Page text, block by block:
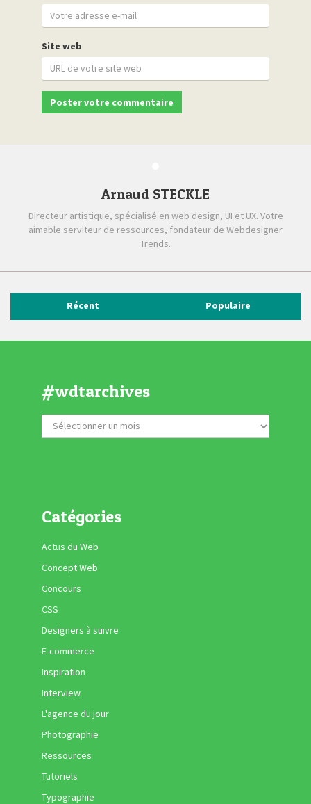
Site web
Arnaud STECKLE
Directeur artistique, spécialisé en web design, UI et UX. Votre
aimable serviteur de ressources, fondateur de Webdesigner
Trends.
Récent Populaire
#wdtarchives
Catégories
Actus du Web
Concept Web
Concours
CSS
Designers à suivre
E-commerce
Inspiration
Interview
L'agence du jour
Photographie
Ressources
Tutoriels
Typographie